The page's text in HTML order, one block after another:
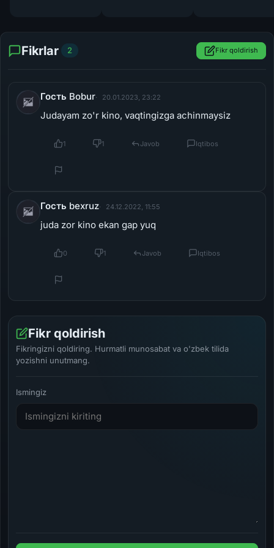
Fikrlar 2 Fikr qoldirish
Гость Bobur 20.01.2023, 23:22
Judayam zo'r kino, vaqtingizga achinmaysiz
1 1 Javob Iqtibos
Гость bexruz 24.12.2022, 11:55
juda zor kino ekan gap yuq
0 1 Javob Iqtibos
Fikr qoldirish
Fikringizni qoldiring. Hurmatli munosabat va o'zbek tilida
yozishni unutmang.
Ismingiz